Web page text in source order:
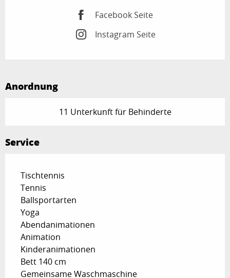
Facebook Seite
Instagram Seite
Anordnung
11 Unterkunft für Behinderte
Service
Tischtennis
Tennis
Ballsportarten
Yoga
Abendanimationen
Animation
Kinderanimationen
Bett 140 cm
Gemeinsame Waschmaschine